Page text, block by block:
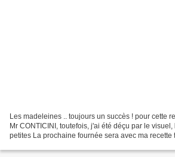
Les madeleines .. toujours un succès ! pour cette
Mr CONTICINI, toutefois, j'ai été déçu par le
petites La prochaine fournée sera avec ma recette